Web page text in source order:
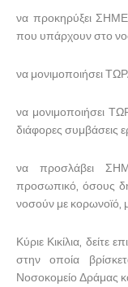
να προκηρύξει
που υπάρχουν στο
να μονιμοποιήσει
να μονιμοποιήσει
διάφορες συμβάσεις
να προσλάβει
προσωπικό, όσους
νοσούν με κορωνοϊό,
Κύριε Κικίλια, δείτε
στην οποία
Νοσοκομείο Δράμας